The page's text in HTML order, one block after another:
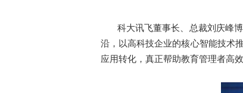
科大讯飞董事长、总裁刘庆峰博
沿，以高科技企业的核心智能技术
应用转化，真正帮助教育管理者高